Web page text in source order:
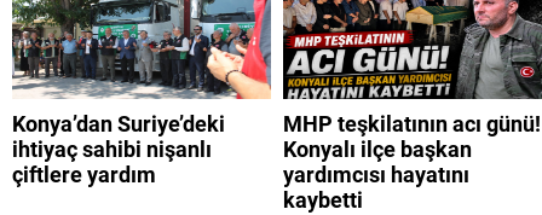
Konya’dan Suriye’deki
ihtiyaç sahibi nişanlı
çiftlere yardım
MHP teşkilatının acı günü!
Konyalı ilçe başkan
yardımcısı hayatını
kaybetti